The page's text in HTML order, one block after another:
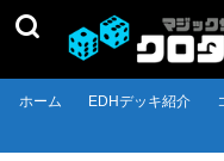
ホーム EDHデッキ紹介